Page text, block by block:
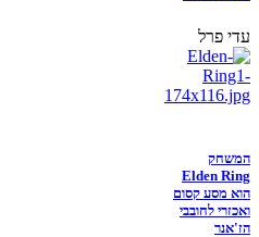
עדי פרל
המשחק
Elden Ring
הוא מסע קסום
ואכזרי לחובבי
הז'אנר